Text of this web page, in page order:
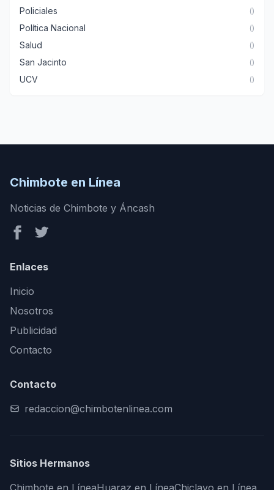
Policiales ()
Política Nacional ()
Salud ()
San Jacinto ()
UCV ()
Chimbote en Línea
Noticias de Chimbote y Áncash
Enlaces
Inicio
Nosotros
Publicidad
Contacto
Contacto
redaccion@chimbotenlinea.com
Sitios Hermanos
Chimbote en LíneaHuaraz en LíneaChiclayo en Línea